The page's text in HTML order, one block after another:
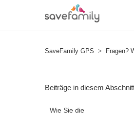
SaveFamily GPS Fragen?
Beiträge in diesem
Wie Sie die